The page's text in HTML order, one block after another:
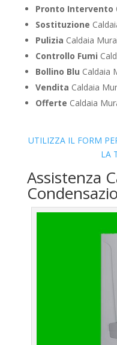
Pronto Intervento
Sostituzione
Pulizia Caldaia
Controllo Fumi
Bollino Blu Caldaia
Vendita Caldaia
Offerte Caldaia
UTILIZZA IL FORM
LA
Assistenza